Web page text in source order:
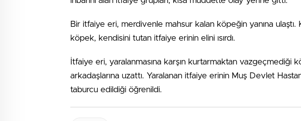
Bir itfaiye eri, merdivenle mahsur kalan köpeğin yanına ulaştı.
köpek, kendisini tutan itfaiye erinin elini ısırdı.
İtfaiye eri, yaralanmasına karşın kurtarmaktan vazgeçmediği
arkadaşlarına uzattı. Yaralanan itfaiye erinin Muş Devlet
taburcu edildiği öğrenildi.